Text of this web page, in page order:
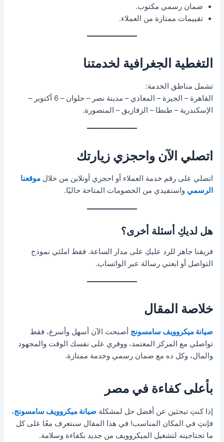
ضمان رسمي مكتوب.
تقييمات ممتازة من العملاء.
التغطية الجغرافية لخدمتنا
تشمل مناطق الخدمة:
القاهرة – الجيزة – المعادي – مدينة نصر – حلوان – 6 أكتوبر –
الإسكندرية – طنطا – الزقازيق – المنصورة.
اتصلي الآن واحجزي زيارتك
اتصلي على رقم خدمة العملاء أو احجزي أونلاين من خلالموقعنا
الرسمي واستفيدي من الخصومات المتاحة حاليًا.
هل لديكِ أسئلة أخرى؟
فريقنا جاهز للرد عليكِ على مدار الساعة. فقط املئي نموذج
التواصل أو ابعتي رسالة عبر الواتساب.
خلاصة المقال
صيانة ميكروويف سامسونج أصبحت الآن أسهل وأسرع، فقط
تواصلي مع المركز المعتمد، ووفري على نفسك الوقت والمجهود
والمال، وكل ده مع ضمان رسمي وخدمة ممتازة.
بأعلى كفاءة في مصر
إذا كنتِ تبحثين عن أفضل حل لمشكلةصيانة ميكروويف سامسونج،
فإنتِ في المكان المناسب! في هذا المقال سنتعرف معًا على كل
ما تحتاجينه لتشغيل الميكروويف من جديد بكفاءة وسلامة.